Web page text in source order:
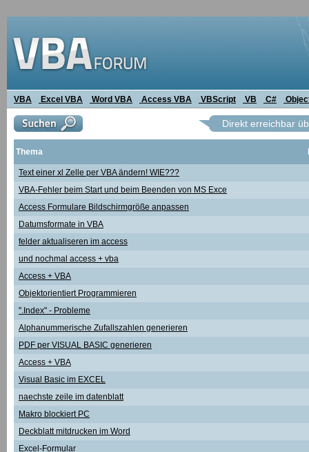
VBA Excel VBA Word VBA Access VBA VBScript VB C#
Direkt erreichbar
Thema
Text einer xl Zelle per VBA ändern! WIE???
VBA-Fehler beim Start und beim Beenden von MS Exce
Access Formulare Bildschirmgröße anpassen
Datumsformate in VBA
felder aktualiseren im access
und nochmal access + vba
Access + VBA
Objektorientiert Programmieren
".Index" - Probleme
Alphanummerische Zufallszahlen generieren
PDF per VISUAL BASIC generieren
Access + VBA
Visual Basic im EXCEL
naechste zeile im datenblatt
Makro blockiert PC
Deckblatt mitdrucken im Word
Excel-Formular